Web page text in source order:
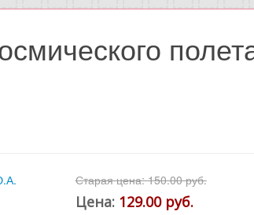
Старая цена:150.00 руб.
Цена: 129.00 руб.